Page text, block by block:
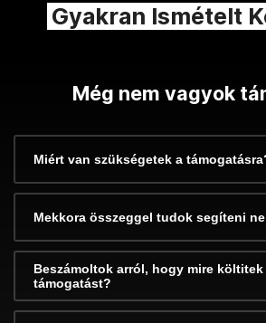
Gyakran Ismételt
Még nem vagyok
Miért van szükségetek a
Mekkora összeggel tudok segíteni
Beszámoltok arról, hogy mire költitek
támogatást?